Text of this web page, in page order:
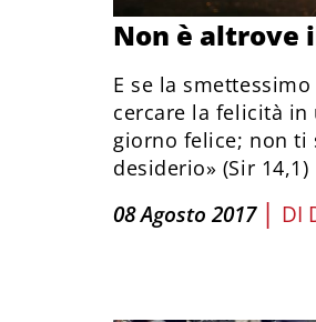
Non è altrove
E se la
cercare la felicità in
giorno felice; non ti
desiderio» (Sir 14,1)
08 Agosto 2017 | DI